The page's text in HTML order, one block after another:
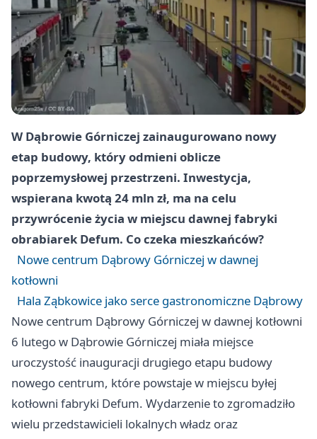
W Dąbrowie Górniczej zainaugurowano nowy
etap budowy, który odmieni oblicze
poprzemysłowej przestrzeni. Inwestycja,
wspierana kwotą 24 mln zł, ma na celu
przywrócenie życia w miejscu dawnej fabryki
obrabiarek Defum. Co czeka mieszkańców?
Nowe centrum Dąbrowy Górniczej w dawnej
kotłowni
Hala Ząbkowice jako serce gastronomiczne Dąbrowy
Nowe centrum Dąbrowy Górniczej w dawnej kotłowni
6 lutego w Dąbrowie Górniczej miała miejsce
uroczystość inauguracji drugiego etapu budowy
nowego centrum, które powstaje w miejscu byłej
kotłowni fabryki Defum. Wydarzenie to zgromadziło
wielu przedstawicieli lokalnych władz oraz